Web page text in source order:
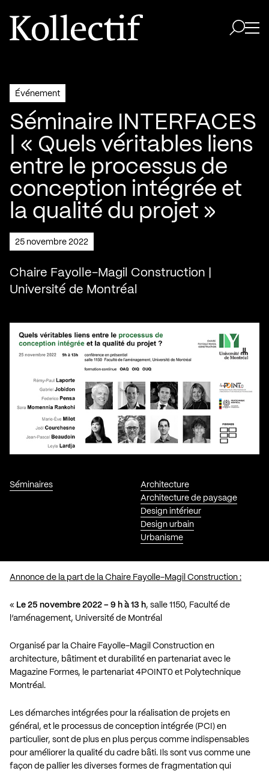
Aller à la page d'accueil
Logo Kollectif
Événement
Séminaire INTERFACES
| « Quels véritables liens
entre le processus de
conception intégrée et
la qualité du projet »
25 novembre 2022
Chaire Fayolle-Magil Construction |
Université de Montréal
Séminaires
Architecture
Architecture de paysage
Design intérieur
Design urbain
Urbanisme
Annonce de la part de la Chaire Fayolle-Magil Construction :
« Le 25 novembre 2022 – 9 h à 13 h, salle 1150, Faculté de
l’aménagement, Université de Montréal
Organisé par la Chaire Fayolle-Magil Construction en
architecture, bâtiment et durabilité en partenariat avec le
Magazine Formes, le partenariat 4POINT0 et Polytechnique
Montréal.
Les démarches intégrées pour la réalisation de projets en
général, et le processus de conception intégrée (PCI) en
particulier, sont de plus en plus perçus comme indispensables
pour améliorer la qualité du cadre bâti. Ils sont vus comme une
façon de pallier les diverses formes de fragmentation qui